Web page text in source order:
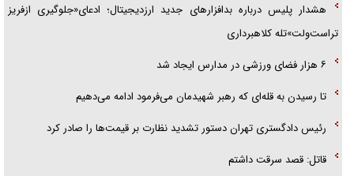
هشدار پلیس درباره بدافزارهای جدید ارزدیجیتال؛ ادعای«جلوگیری ازفریز
تراست‌ولت»تله کلاهبرداری
۶ هزار فضای ورزشی در مدارس ایجاد شد
تا رسیدن به قله‌ای که رهبر شهیدمان می‌فرمود ادامه می‌دهیم
رئیس دادگستری تهران دستور تشدید نظارت بر قیمت‌ها را صادر کرد
قاتل: قصد سرقت داشتم